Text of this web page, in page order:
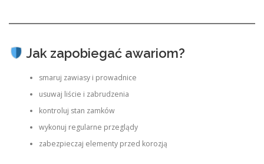
Jak zapobiegać awariom?
smaruj zawiasy i prowadnice
usuwaj liście i zabrudzenia
kontroluj stan zamków
wykonuj regularne przeglądy
zabezpieczaj elementy przed korozją